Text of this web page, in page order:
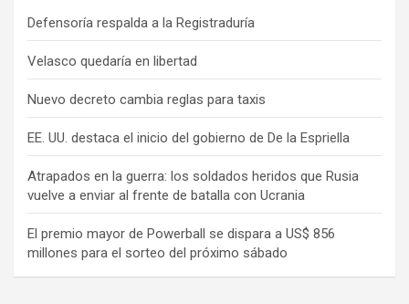
Defensoría respalda a la Registraduría
Velasco quedaría en libertad
Nuevo decreto cambia reglas para taxis
EE. UU. destaca el inicio del gobierno de De la Espriella
Atrapados en la guerra: los soldados heridos que Rusia
vuelve a enviar al frente de batalla con Ucrania
El premio mayor de Powerball se dispara a US$ 856
millones para el sorteo del próximo sábado